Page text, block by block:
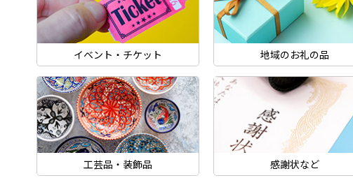
イベント・チケット 地域のお礼の品
工芸品・装飾品 感謝状など